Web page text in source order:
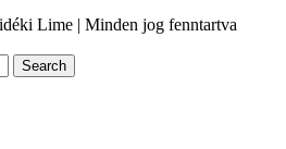
Lime | Minden jog fenntartva
Search